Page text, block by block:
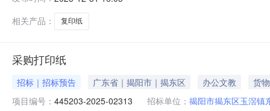
相关产品：
复印纸
采购打印纸
招标｜招标预告 广东省｜揭阳市｜揭东区 办公文教
货物
项目编号： 445203-2025-02313 招标单位： 揭阳市揭东区玉滘镇